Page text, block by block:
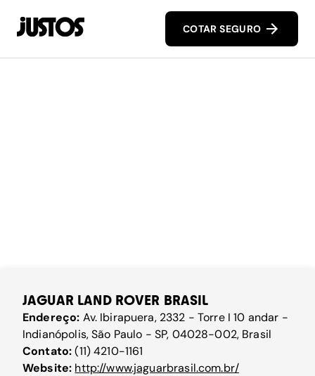
COTAR SEGURO
JAGUAR LAND ROVER BRASIL
Endereço: Av. Ibirapuera, 2332 - Torre I 10 andar -
Indianópolis, São Paulo - SP, 04028-002, Brasil
Contato:(11) 4210-1161
Website: http://www.jaguarbrasil.com.br/